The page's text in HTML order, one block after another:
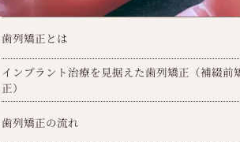
歯列矯正とは
インプラント治療を見据えた歯列矯正（補綴前
正）
歯列矯正の流れ